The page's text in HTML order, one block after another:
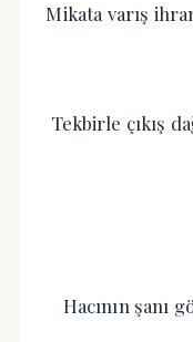
Mikata varış
Tekbirle çıkış
Hacının şanı